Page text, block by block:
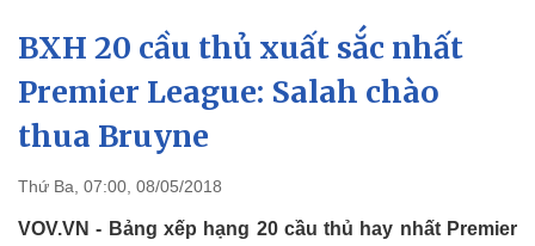
Chính trị
Đảng
Tổ chức nhân sự
Quốc hội
Nhận diện sự thật
Xã hội
Tin 24h
Dự báo thời tiết
BXH 20 cầu thủ xuất sắc nhất
Premier League: Salah chào
thua Bruyne
Thứ Ba, 07:00, 08/05/2018
VOV.VN - Bảng xếp hạng 20 cầu thủ hay nhất Premier